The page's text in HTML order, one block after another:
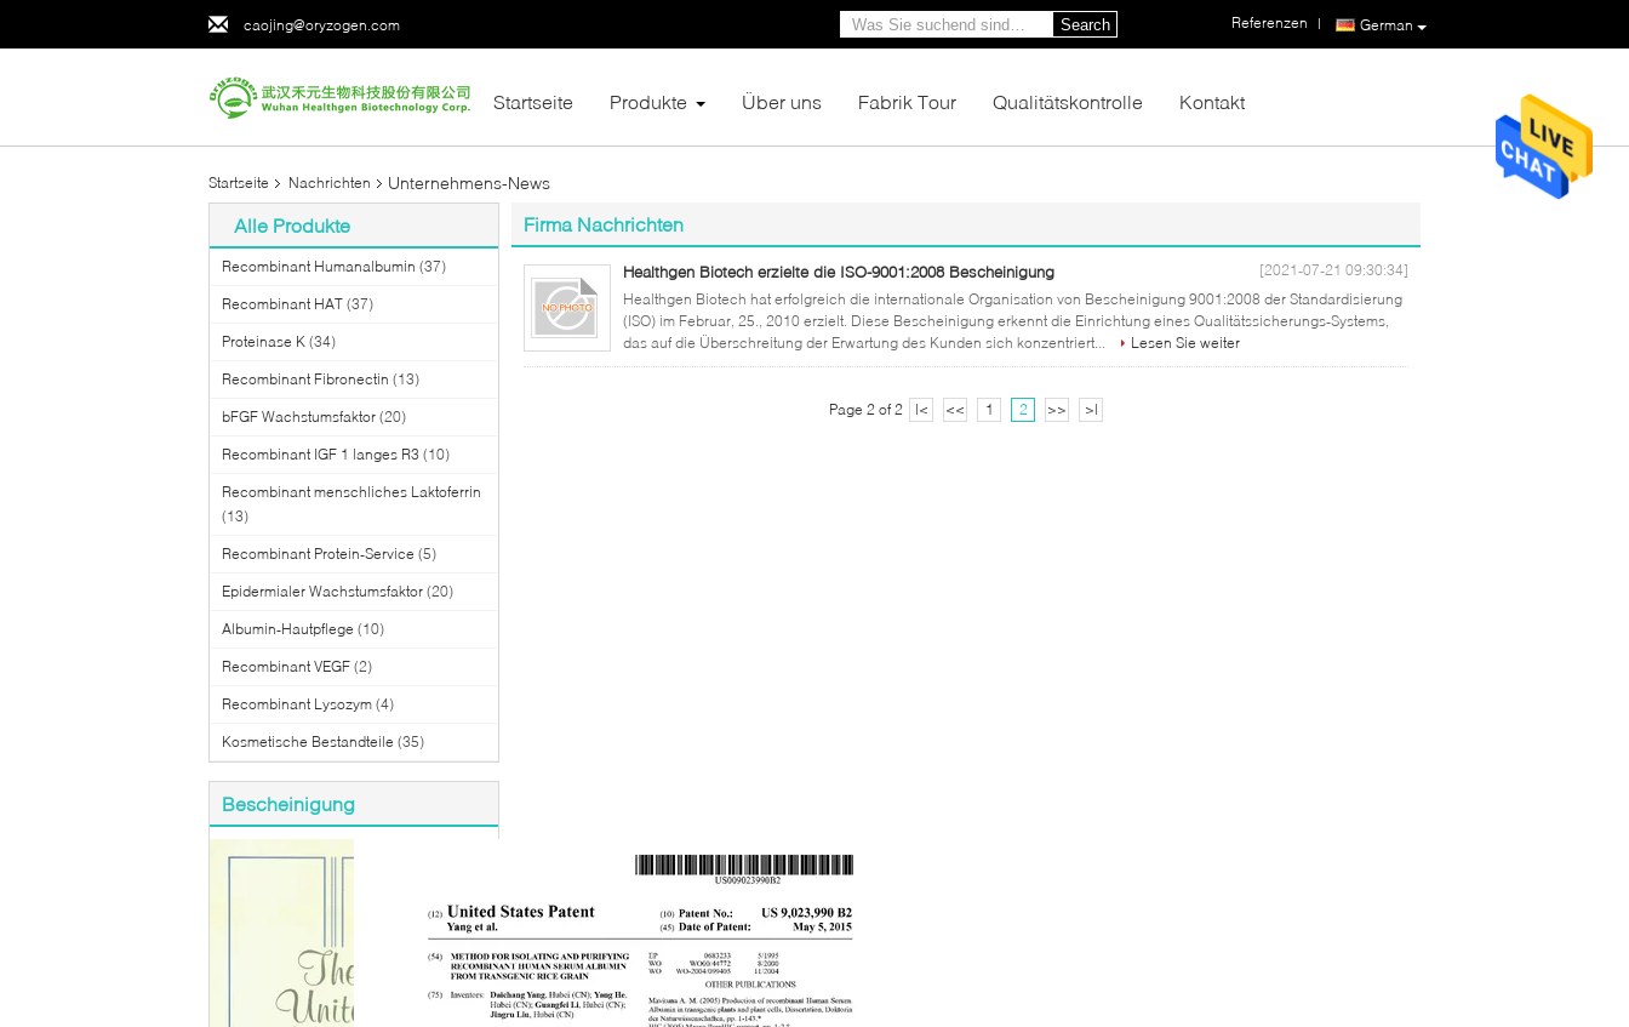
caojing@oryzogen.com German
Referenzen |
Search
Startseite Produkte Über uns Fabrik Tour Qualitätskontrolle Kontakt
Startseite Nachrichten Unternehmens-News
Alle Produkte
Recombinant Humanalbumin (37)
Recombinant HAT (37)
Proteinase K (34)
Recombinant Fibronectin (13)
bFGF Wachstumsfaktor (20)
Recombinant IGF 1 langes R3 (10)
Recombinant menschliches Laktoferrin
(13)
Recombinant Protein-Service (5)
Epidermialer Wachstumsfaktor (20)
Albumin-Hautpflege (10)
Recombinant VEGF (2)
Recombinant Lysozym (4)
Kosmetische Bestandteile (35)
Bescheinigung
Firma Nachrichten
Healthgen Biotech erzielte die ISO-9001:2008 Bescheinigung
[2021-07-21 09:30:34]
Healthgen Biotech hat erfolgreich die internationale Organisation von Bescheinigung 9001:2008 der Standardisierung
(ISO) im Februar, 25., 2010 erzielt. Diese Bescheinigung erkennt die Einrichtung eines Qualitätssicherungs-Systems,
das auf die Überschreitung der Erwartung des Kunden sich konzentriert...
Lesen Sie weiter
Page 2 of 2 |< << 1 2 >> >|